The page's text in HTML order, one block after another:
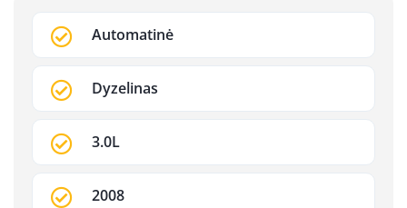
Automatinė
Dyzelinas
3.0L
2008